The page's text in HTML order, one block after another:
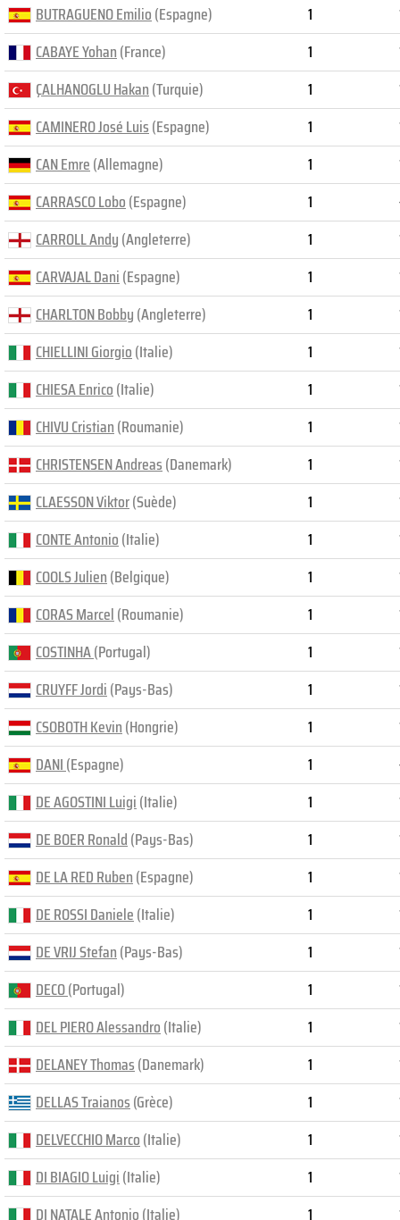
BUTRAGUENO Emilio(Espagne)
CABAYE Yohan(France)
ÇALHANOGLU Hakan(Turquie)
CAMINERO José Luis(Espagne)
CAN Emre(Allemagne)
CARRASCO Lobo(Espagne)
CARROLL Andy(Angleterre)
CARVAJAL Dani(Espagne)
CHARLTON Bobby(Angleterre)
CHIELLINI Giorgio(Italie)
CHIESA Enrico(Italie)
CHIVU Cristian(Roumanie)
CHRISTENSEN Andreas(Danemark)
CLAESSON Viktor(Suède)
CONTE Antonio(Italie)
COOLS Julien(Belgique)
CORAS Marcel(Roumanie)
COSTINHA(Portugal)
CRUYFF Jordi(Pays-Bas)
CSOBOTH Kevin(Hongrie)
DANI(Espagne)
DE AGOSTINI Luigi(Italie)
DE BOER Ronald(Pays-Bas)
DE LA RED Ruben(Espagne)
DE ROSSI Daniele(Italie)
DE VRIJ Stefan(Pays-Bas)
DECO(Portugal)
DEL PIERO Alessandro(Italie)
DELANEY Thomas(Danemark)
DELLAS Traianos(Grèce)
DELVECCHIO Marco(Italie)
DI BIAGIO Luigi(Italie)
DI NATALE Antonio(Italie)
1
1
1
1
1
1
1
1
1
1
1
1
1
1
1
1
1
1
1
1
1
1
1
1
1
1
1
1
1
1
1
1
1